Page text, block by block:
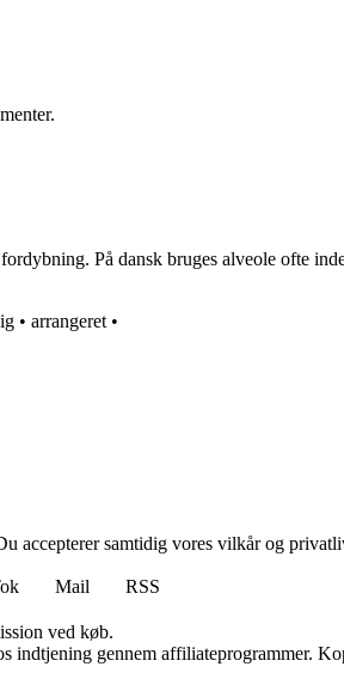
På dansk bruges alveole ofte
• arrangeret •
accepterer samtidig vores vilkår og
Mail
RSS
ved køb.
indtjening gennem affiliateprogrammer.